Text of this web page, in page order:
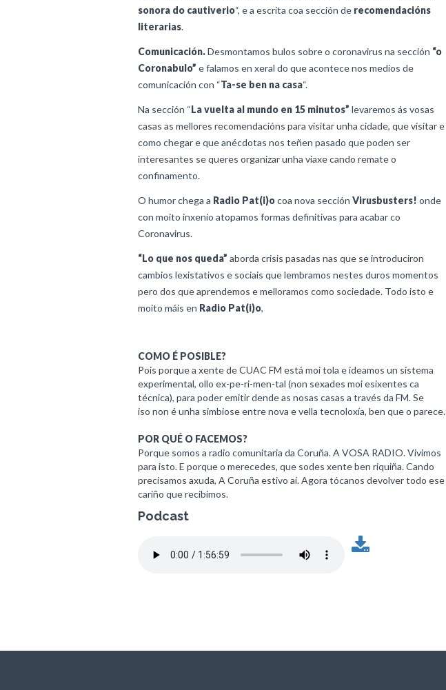
sonora do cautiverio“, e a escrita coa sección de recomendacións
literarias.
Comunicación.Desmontamos bulos sobre o coronavirus na sección “o
Coronabulo” e falamos en xeral do que acontece nos medios de
comunicación con “Ta-se ben na casa“.
Na sección “La vuelta al mundo en 15 minutos” levaremos ás vosas
casas as mellores recomendacións para visitar unha cidade, que visitar e
como chegar e que anécdotas nos teñen pasado que poden ser
interesantes se queres organizar unha viaxe cando remate o
confinamento.
O humor chega a Radio Pat(i)ocoa nova sección Virusbusters! onde
con moito inxenio atopamos formas definitivas para acabar co
Coronavirus.
“Lo que nos queda” aborda crisis pasadas nas que se introduciron
cambios lexistativos e sociais que lembramos nestes duros momentos
pero dos que aprendemos e melloramos como sociedade. Todo isto e
moito máis en Radio Pat(i)o,
COMO É POSIBLE?
Pois porque a xente de CUAC FM está moi tola e ideamos un sistema
experimental, ollo ex-pe-ri-men-tal (non sexades moi esixentes ca
técnica), para poder emitir dende as nosas casas a través da FM. Se
iso non é unha simbiose entre nova e vella tecnoloxía, ben que o parece.
POR QUÉ O FACEMOS?
Porque somos a radio comunitaria da Coruña. A VOSA RADIO. Vivimos
para isto. E porque o merecedes, que sodes xente ben riquiña. Cando
precisamos axuda, A Coruña estivo aí. Agora tócanos devolver todo ese
cariño que recibimos.
Podcast